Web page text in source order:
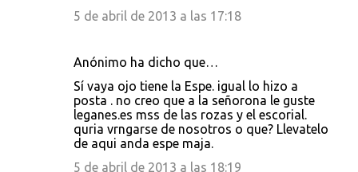
5 de abril de 2013 a las 17:18
Anónimo ha dicho que…
Sí vaya ojo tiene la Espe. igual lo hizo a
posta . no creo que a la señorona le guste
leganes.es mss de las rozas y el escorial.
quria vrngarse de nosotros o que? Llevatelo
de aqui anda espe maja.
5 de abril de 2013 a las 18:19